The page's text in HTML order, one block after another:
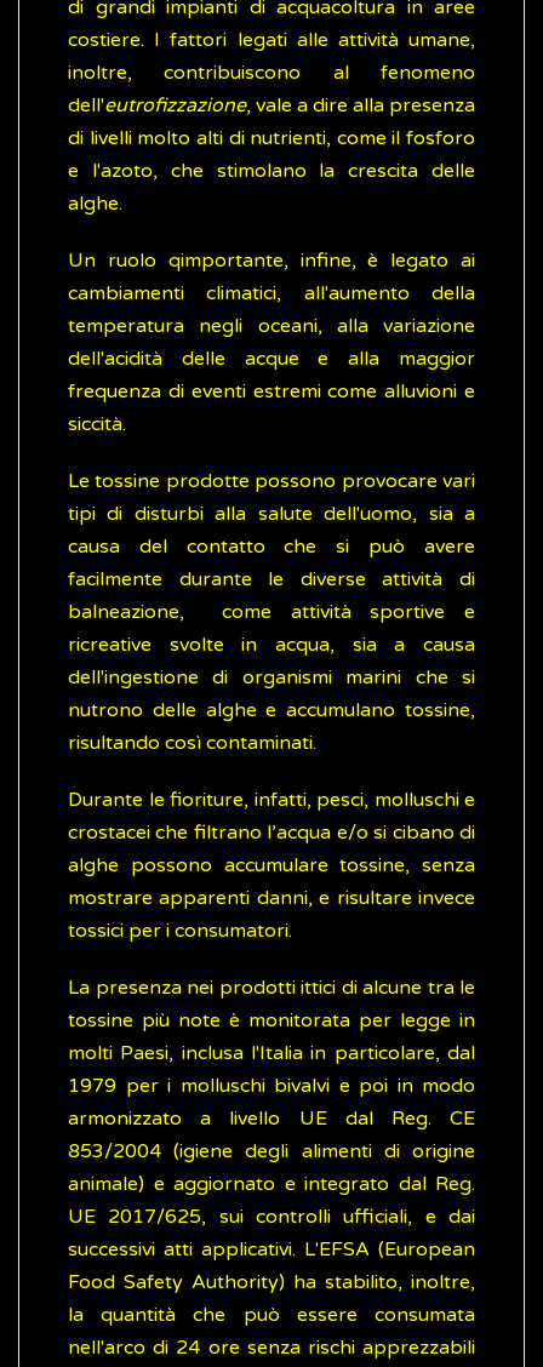
di grandi impianti di acquacoltura in aree
costiere. I fattori legati alle attività umane,
inoltre, contribuiscono al fenomeno
dell'eutrofizzazione, vale a dire alla presenza
di livelli molto alti di nutrienti, come il fosforo
e l'azoto, che stimolano la crescita delle
alghe.
Un ruolo qimportante, infine, è legato ai
cambiamenti climatici, all'aumento della
temperatura negli oceani, alla variazione
dell'acidità delle acque e alla maggior
frequenza di eventi estremi come alluvioni e
siccità.
Le tossine prodotte possono provocare vari
tipi di disturbi alla salute dell'uomo, sia a
causa del contatto che si può avere
facilmente durante le diverse attività di
balneazione, come attività sportive e
ricreative svolte in acqua, sia a causa
dell'ingestione di organismi marini che si
nutrono delle alghe e accumulano tossine,
risultando così contaminati.
Durante le fioriture, infatti, pesci, molluschi e
crostacei che filtrano l’acqua e/o si cibano di
alghe possono accumulare tossine, senza
mostrare apparenti danni, e risultare invece
tossici per i consumatori.
La presenza nei prodotti ittici di alcune tra le
tossine più note è monitorata per legge in
molti Paesi, inclusa l'Italia in particolare, dal
1979 per i molluschi bivalvi e poi in modo
armonizzato a livello UE dal Reg. CE
853/2004 (igiene degli alimenti di origine
animale) e aggiornato e integrato dal Reg.
UE 2017/625, sui controlli ufficiali, e dai
successivi atti applicativi. L'EFSA (European
Food Safety Authority) ha stabilito, inoltre,
la quantità che può essere consumata
nell'arco di 24 ore senza rischi apprezzabili